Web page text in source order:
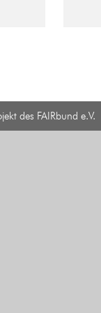
des FAIRbund e.V.